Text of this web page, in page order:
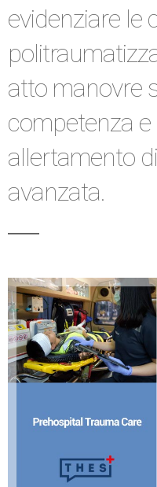
evidenziare le
atto manovre
competenza e
allertamento
avanzata.